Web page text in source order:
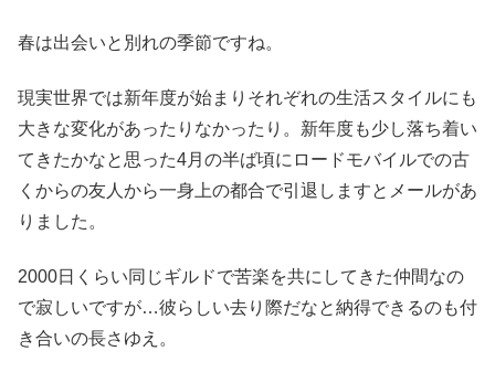
春は出会いと別れの季節ですね。
現実世界では新年度が始まりそれぞれの生活スタイルにも
大きな変化があったりなかったり。新年度も少し落ち着い
てきたかなと思った4月の半ば頃にロードモバイルでの古
くからの友人から一身上の都合で引退しますとメールがあ
りました。
2000日くらい同じギルドで苦楽を共にしてきた仲間なの
で寂しいですが…彼らしい去り際だなと納得できるのも付
き合いの長さゆえ。